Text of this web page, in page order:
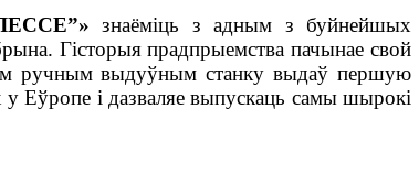
знаёміць з адным з буйнейшых
Гісторыя прадпрыемства пачынае свой
ручным выдуўным станку выдаў першую
Еўропе і дазваляе выпускаць самы шырокі